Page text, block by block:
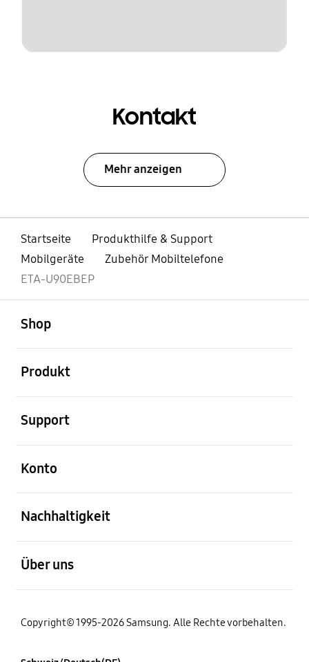
Kontakt
Mehr anzeigen
Startseite
Produkthilfe & Support
Mobilgeräte
Zubehör Mobiltelefone
ETA-U90EBEP
Shop
Produkt
Support
Konto
Nachhaltigkeit
Über uns
Copyright© 1995-2026 Samsung. Alle Rechte vorbehalten.